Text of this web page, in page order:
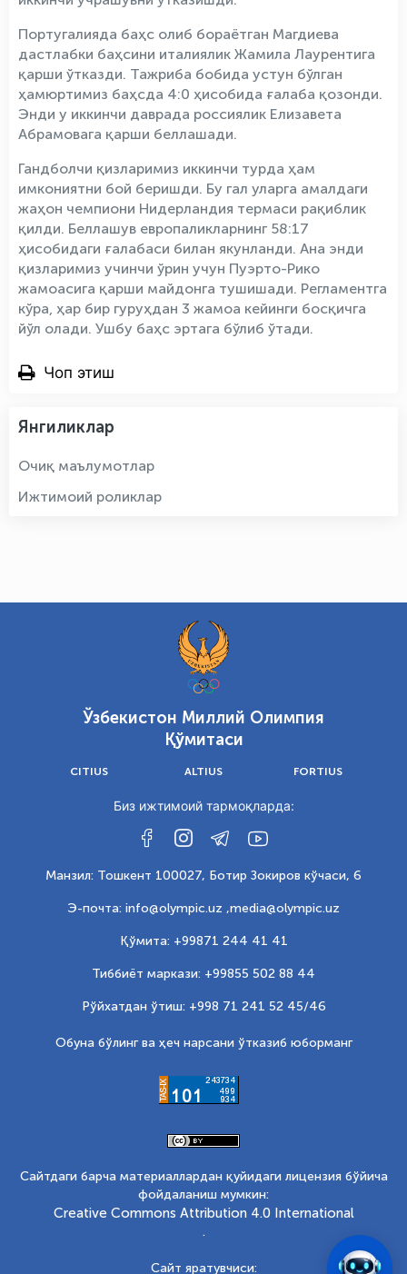
Португалияда баҳс олиб бораётган Магдиева
дастлабки баҳсини италиялик Жамила Лаурентига
қарши ўтказди. Тажриба бобида устун бўлган
ҳамюртимиз баҳсда 4:0 ҳисобида ғалаба қозонди.
Энди у иккинчи даврада россиялик Елизавета
Абрамовага қарши беллашади.
Гандболчи қизларимиз иккинчи турда ҳам
имкониятни бой беришди. Бу гал уларга амалдаги
жаҳон чемпиони Нидерландия термаси рақиблик
қилди. Беллашув европаликларнинг 58:17
ҳисобидаги ғалабаси билан якунланди. Ана энди
қизларимиз учинчи ўрин учун Пуэрто-Рико
жамоасига қарши майдонга тушишади. Регламентга
кўра, ҳар бир гуруҳдан 3 жамоа кейинги босқичга
йўл олади. Ушбу баҳс эртага бўлиб ўтади.
Чоп этиш
Янгиликлар
Очиқ маълумотлар
Ижтимоий роликлар
Ўзбекистон Миллий Олимпия
Қўмитаси
CITIUS ALTIUS FORTIUS
Биз ижтимоий тармоқларда:
Манзил: Тошкент 100027, Ботир Зокиров кўчаси, 6
Э-почта: info@olympic.uz ,media@olympic.uz
Қўмита: +99871 244 41 41
Тиббиёт маркази: +99855 502 88 44
Рўйхатдан ўтиш: +998 71 241 52 45/46
Обуна бўлинг ва ҳеч нарсани ўтказиб юборманг
Сайтдаги барча материаллардан қуйидаги лицензия бўйича
фойдаланиш мумкин:
Creative Commons Attribution 4.0 International
.
Сайт яратувчиси: